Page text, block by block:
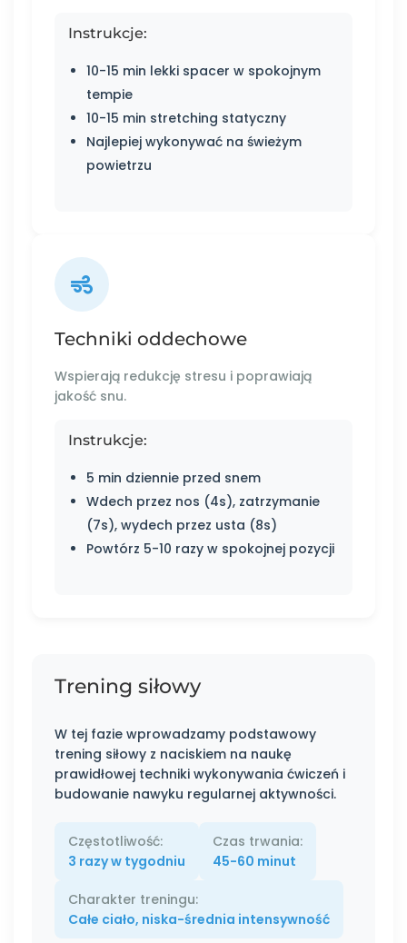
Instrukcje:
10-15 min lekki spacer w spokojnym
tempie
10-15 min stretching statyczny
Najlepiej wykonywać na świeżym
powietrzu
Techniki oddechowe
Wspierają redukcję stresu i poprawiają
jakość snu.
Instrukcje:
5 min dziennie przed snem
Wdech przez nos (4s), zatrzymanie
(7s), wydech przez usta (8s)
Powtórz 5-10 razy w spokojnej pozycji
Trening siłowy
W tej fazie wprowadzamy podstawowy
trening siłowy z naciskiem na naukę
prawidłowej techniki wykonywania ćwiczeń i
budowanie nawyku regularnej aktywności.
Częstotliwość:
3 razy w tygodniu
Czas trwania:
45-60 minut
Charakter treningu:
Całe ciało, niska-średnia intensywność